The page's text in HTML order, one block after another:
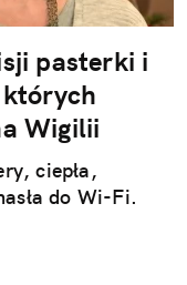
pasterki i
Wigilii
ciepła,
do Wi-Fi.